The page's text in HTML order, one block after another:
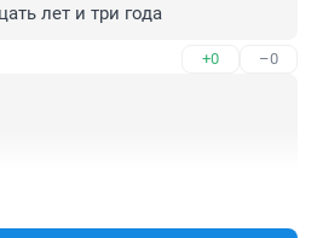
лет и три года
+0 –0